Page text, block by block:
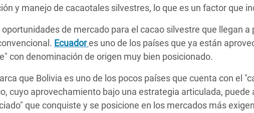
y manejo de cacaotales silvestres, lo que es un factor que
oportunidades de mercado para el cacao silvestre que llegan
Ecuadores uno de los países que ya están
con denominación de origen muy bien posicionado.
que Bolivia es uno de los pocos países que cuenta con el
cuyo aprovechamiento bajo una estrategia articulada, puede
que conquiste y se posicione en los mercados más